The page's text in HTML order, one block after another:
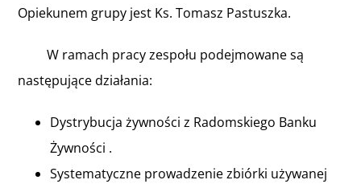
Opiekunem grupy jest Ks. Tomasz Pastuszka.
W ramach pracy zespołu podejmowane są
następujące działania:
Dystrybucja żywności z Radomskiego Banku
Żywności .
Systematyczne prowadzenie zbiórki używanej